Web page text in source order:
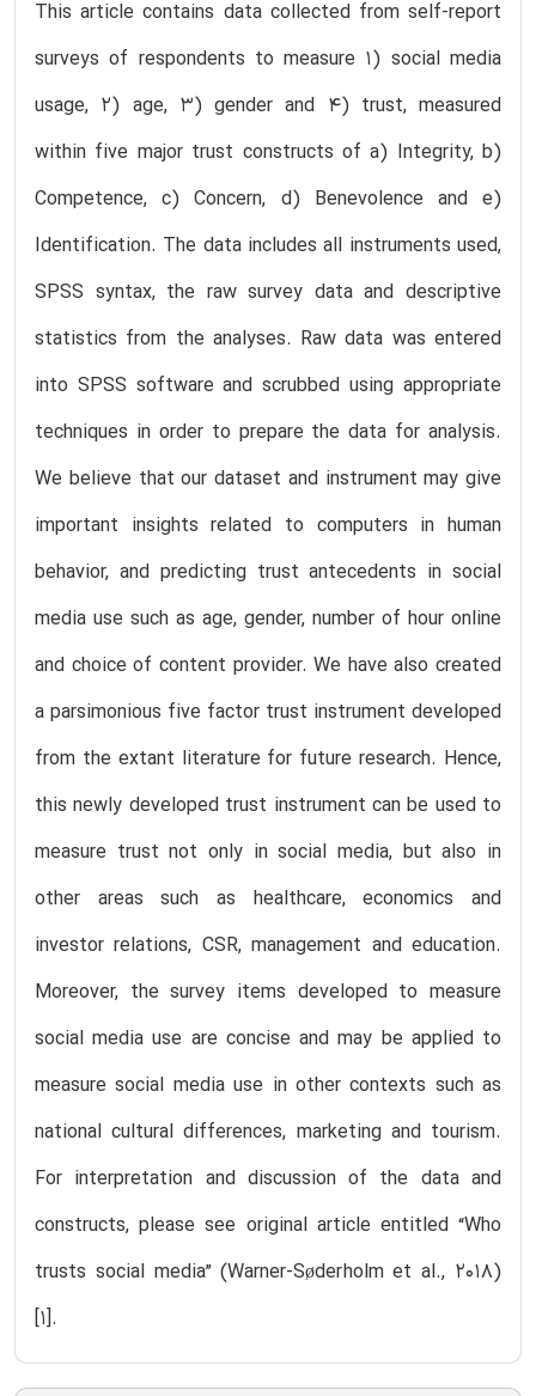
This article contains data collected from self-report
surveys of respondents to measure 1) social media
usage, 2) age, 3) gender and 4) trust, measured
within five major trust constructs of a) Integrity, b)
Competence, c) Concern, d) Benevolence and e)
Identification. The data includes all instruments used,
SPSS syntax, the raw survey data and descriptive
statistics from the analyses. Raw data was entered
into SPSS software and scrubbed using appropriate
techniques in order to prepare the data for analysis.
We believe that our dataset and instrument may give
important insights related to computers in human
behavior, and predicting trust antecedents in social
media use such as age, gender, number of hour online
and choice of content provider. We have also created
a parsimonious five factor trust instrument developed
from the extant literature for future research. Hence,
this newly developed trust instrument can be used to
measure trust not only in social media, but also in
other areas such as healthcare, economics and
investor relations, CSR, management and education.
Moreover, the survey items developed to measure
social media use are concise and may be applied to
measure social media use in other contexts such as
national cultural differences, marketing and tourism.
For interpretation and discussion of the data and
constructs, please see original article entitled “Who
trusts social media” (Warner-Søderholm et al., 2018)
[1].